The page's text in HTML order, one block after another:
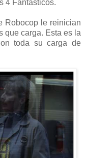
4 Fantasticos.
Robocop le reinician
que carga. Esta es la
toda su carga de